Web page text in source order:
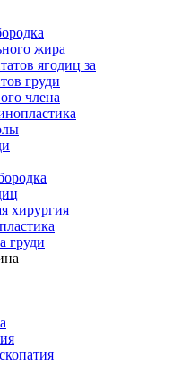
жира
ягодиц за
груди
члена
хирургия
груди